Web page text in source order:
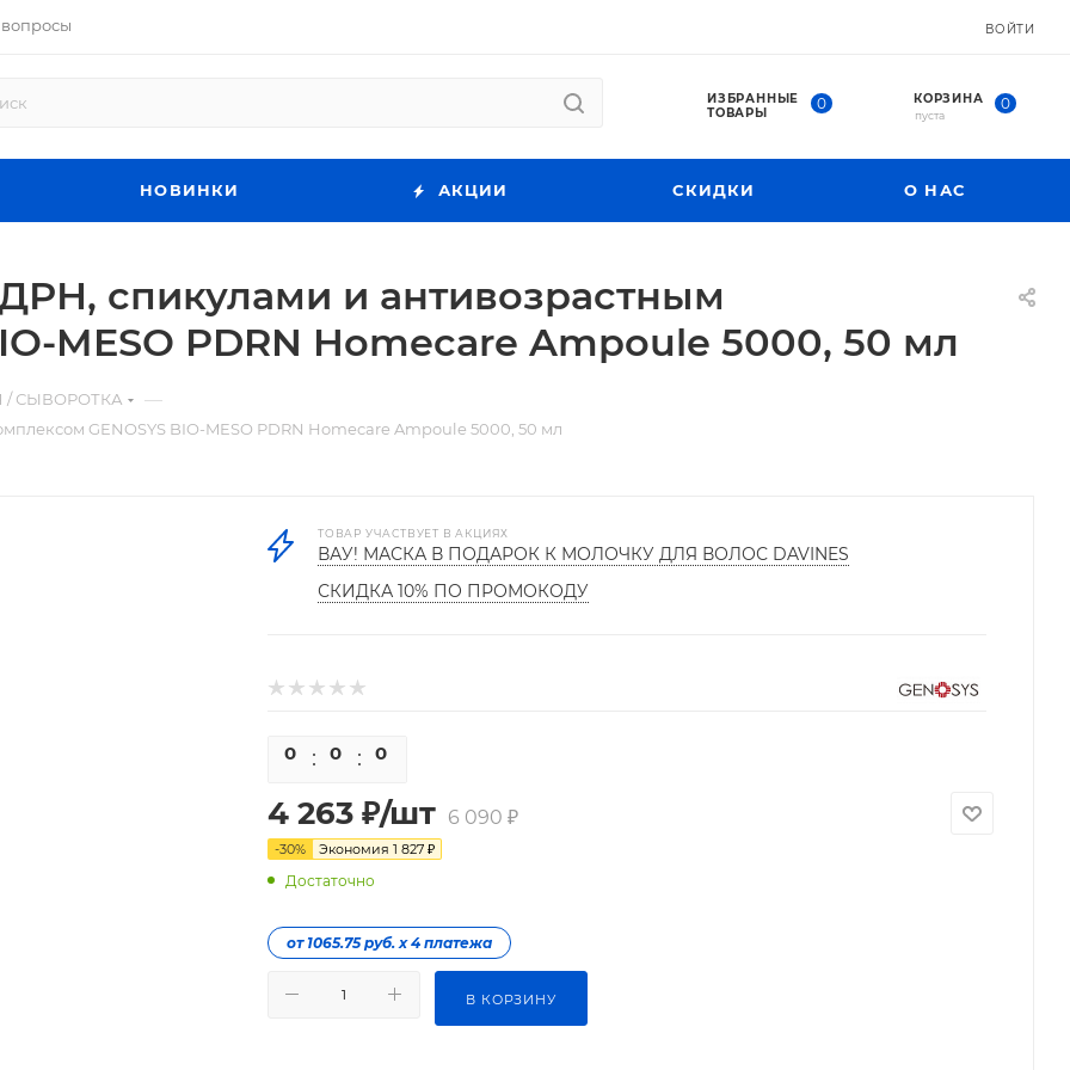
ВОЙТИ
ИЗБРАННЫЕ
ТОВАРЫ
0 КОРЗИНА 0
пуста
НОВИНКИ АКЦИИ СКИДКИ О НАС
спикулами и антивозрастным
MESO PDRN Homecare Ampoule 5000, 50 мл
/ СЫВОРОТКА —
GENOSYS BIO-MESO PDRN Homecare Ampoule 5000, 50 мл
ТОВАР УЧАСТВУЕТ В АКЦИЯХ
ВАУ! МАСКА В ПОДАРОК К МОЛОЧКУ ДЛЯ ВОЛОС DAVINES
СКИДКА 10% ПО ПРОМОКОДУ
0 0 0
4 263 ₽/шт 6 090 ₽
-30% Экономия 1 827 ₽
Достаточно
от 1065.75 руб. х 4 платежа
В КОРЗИНУ